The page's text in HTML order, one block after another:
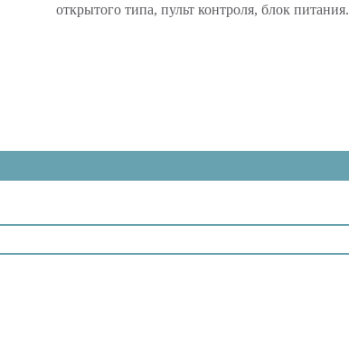
открытого типа, пульт контроля, блок питания.